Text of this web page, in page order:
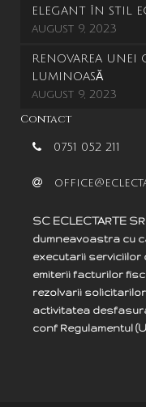
ELEGANT ÎN STIL
august 9, 2023
RENOVAREA UNEI
LUMINOASĂ
august 9, 2023
Contact
0751 052 211
SC ECLECTARTE
dumneavoastra cu
executarii serviciilor
emiterii facturilor
rezolvarii
activitatea
conf Regulamentul